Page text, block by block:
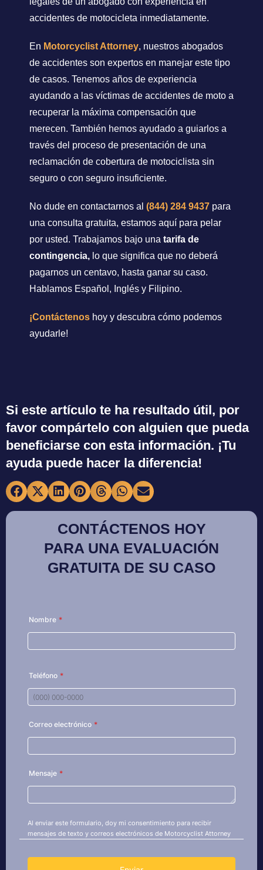
accidentes de motocicleta inmediatamente.
En Motorcyclist Attorney, nuestros abogados
de accidentes son expertos en manejar este tipo
de casos. Tenemos años de experiencia
ayudando a las víctimas de accidentes de moto a
recuperar la máxima compensación que
merecen. También hemos ayudado a guiarlos a
través del proceso de presentación de una
reclamación de cobertura de motociclista sin
seguro o con seguro insuficiente.
No dude en contactarnos al (844) 284 9437 para
una consulta gratuita, estamos aquí para pelar
por usted. Trabajamos bajo una tarifa de
contingencia, lo que significa que no deberá
pagarnos un centavo, hasta ganar su caso.
Hablamos Español, Inglés y Filipino.
¡Contáctenos hoy y descubra cómo podemos
ayudarle!
Si este artículo te ha resultado útil, por
favor compártelo con alguien que pueda
beneficiarse con esta información. ¡Tu
ayuda puede hacer la diferencia!
CONTÁCTENOS HOY
PARA UNA EVALUACIÓN
GRATUITA DE SU CASO